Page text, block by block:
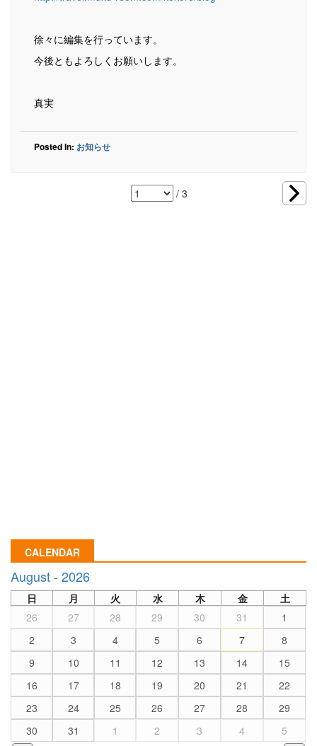
徐々に編集を行っています。
今後ともよろしくお願いします。
真実
Posted In: お知らせ
/ 3
CALENDAR
August - 2026
日 月 火 水 木 金
土
26
27 28 29 30 31
1
2
3 4 5 6 7
8
9
10 11 12 13 14
15
16
17 18 19 20 21
22
23
24 25 26 27 28
29
30
31 1 2 3 4 5